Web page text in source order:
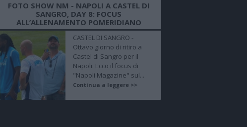
FOTO SHOW NM - NAPOLI A CASTEL DI
SANGRO, DAY 8: FOCUS
ALL’ALLENAMENTO POMERIDIANO
CASTEL DI SANGRO -
Ottavo giorno di ritiro a
Castel di Sangro per il
Napoli. Ecco il focus di
"Napoli Magazine" sul...
Continua a leggere >>